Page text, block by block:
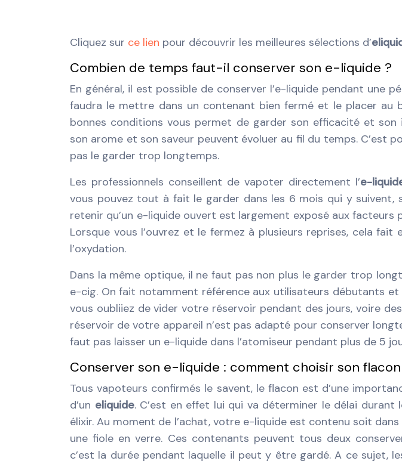
Cliquez sur ce lien pour découvrir les meilleures sélections d’
Combien de temps faut-il conserver son e-liquide ?
En général, il est possible de conserver l’e-liquide pendant une
faudra le mettre dans un contenant bien fermé et le placer au
bonnes conditions vous permet de garder son efficacité et
son arome et son saveur peuvent évoluer au fil du temps. C’est
pas le garder trop longtemps.
Les professionnels conseillent de vapoter directement l’e-
vous pouvez tout à fait le garder dans les 6 mois qui y suivent,
retenir qu’un e-liquide ouvert est largement exposé aux facteurs
Lorsque vous l’ouvrez et le fermez à plusieurs reprises, cela fait
l’oxydation.
Dans la même optique, il ne faut pas non plus le garder trop
e-cig. On fait notamment référence aux utilisateurs débutants et
vous oubliiez de vider votre réservoir pendant des jours, voire
réservoir de votre appareil n’est pas adapté pour conserver
faut pas laisser un e-liquide dans l’atomiseur pendant plus de 5
Conserver son e-liquide : comment choisir son
Tous vapoteurs confirmés le savent, le flacon est d’une
d’un eliquide. C’est en effet lui qui va déterminer le délai durant
élixir. Au moment de l’achat, votre e-liquide est contenu soit
une fiole en verre. Ces contenants peuvent tous deux
c’est la durée pendant laquelle il peut y être gardé. A ce sujet,